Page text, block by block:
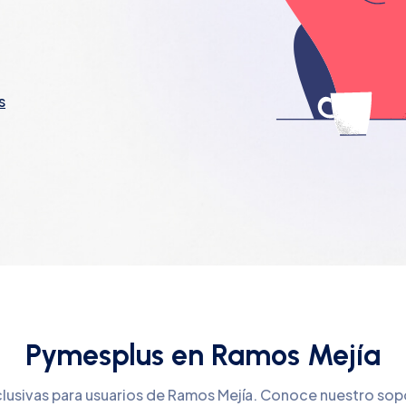
Pymesplus en Ramos Mejía
para usuarios de Ramos Mejía. Conoce nuestro